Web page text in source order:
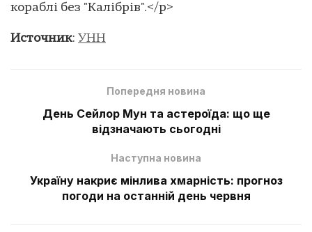
кораблі без "Калібрів".</p>
Источник: УНН
Попередня новина
День Сейлор Мун та астероїда: що ще
відзначають сьогодні
Наступна новина
Україну накриє мінлива хмарність: прогноз
погоди на останній день червня